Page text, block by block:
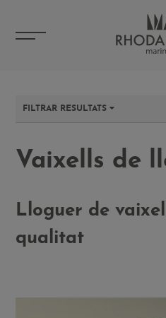
FILTRAR RESULTATS
Vaixells de
Lloguer de
qualitat